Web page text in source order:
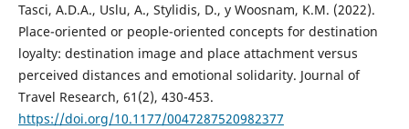
Tasci, A.D.A., Uslu, A., Stylidis, D., y Woosnam, K.M. (2022).
Place-oriented or people-oriented concepts for destination
loyalty: destination image and place attachment versus
perceived distances and emotional solidarity. Journal of
Travel Research, 61(2), 430-453.
https://doi.org/10.1177/0047287520982377